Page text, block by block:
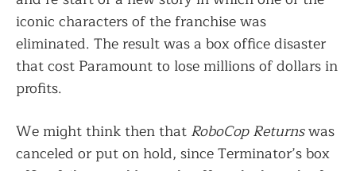
iconic characters of the franchise was
eliminated. The result was a box office disaster
that cost Paramount to lose millions of dollars in
profits.
We might think then that RoboCop Returnswas
canceled or put on hold, since Terminator’s box